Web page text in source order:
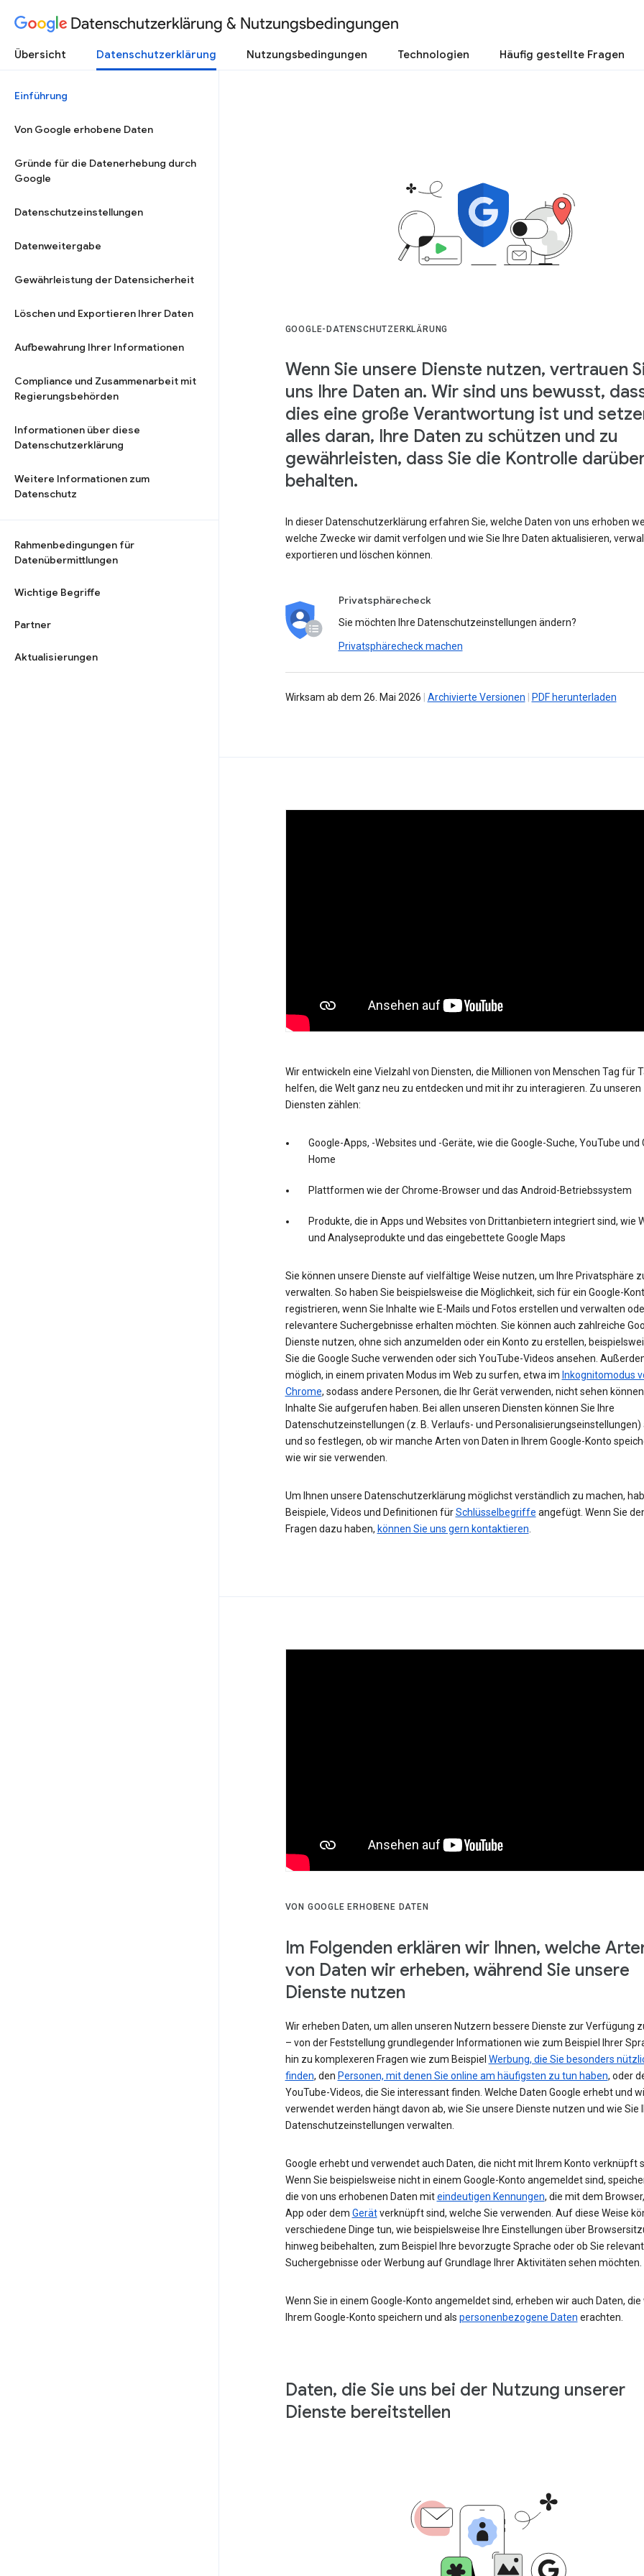
Datenschutzerklärung & Nutzungsbedingungen
Übersicht Datenschutzerklärung Nutzungsbedingungen Technologien Häufig gestellte Fragen
Einführung
Von Google erhobene Daten
Gründe für die Datenerhebung durch
Google
Datenschutzeinstellungen
Datenweitergabe
Gewährleistung der Datensicherheit
Löschen und Exportieren Ihrer Daten
Aufbewahrung Ihrer Informationen
Compliance und Zusammenarbeit mit
Regierungsbehörden
Informationen über diese
Datenschutzerklärung
Weitere Informationen zum
Datenschutz
Rahmenbedingungen für
Datenübermittlungen
Wichtige Begriffe
Partner
Aktualisierungen
GOOGLE-DATENSCHUTZERKLÄRUNG
Wenn Sie unsere Dienste nutzen, vertrauen
uns Ihre Daten an. Wir sind uns bewusst,
dies eine große Verantwortung ist und
alles daran, Ihre Daten zu schützen und zu
gewährleisten, dass Sie die Kontrolle
behalten.
In dieser Datenschutzerklärung erfahren Sie, welche Daten von uns erhoben
welche Zwecke wir damit verfolgen und wie Sie Ihre Daten aktualisieren,
exportieren und löschen können.
Privatsphärecheck
Sie möchten Ihre Datenschutzeinstellungen ändern?
Privatsphärecheck machen
Wirksam ab dem 26. Mai 2026 Archivierte Versionen PDF herunterladen
Wir entwickeln eine Vielzahl von Diensten, die Millionen von Menschen Tag für
helfen, die Welt ganz neu zu entdecken und mit ihr zu interagieren. Zu unseren
Diensten zählen:
Google-Apps, -Websites und -Geräte, wie die Google-Suche, YouTube und
Home
Plattformen wie der Chrome-Browser und das Android-Betriebssystem
Produkte, die in Apps und Websites von Drittanbietern integriert sind, wie
und Analyseprodukte und das eingebettete Google Maps
Sie können unsere Dienste auf vielfältige Weise nutzen, um Ihre Privatsphäre
verwalten. So haben Sie beispielsweise die Möglichkeit, sich für ein Google-
registrieren, wenn Sie Inhalte wie E-Mails und Fotos erstellen und verwalten
relevantere Suchergebnisse erhalten möchten. Sie können auch zahlreiche
Dienste nutzen, ohne sich anzumelden oder ein Konto zu erstellen,
Sie die Google Suche verwenden oder sich YouTube-Videos ansehen.
möglich, in einem privaten Modus im Web zu surfen, etwa im Inkognitomodus
Chrome, sodass andere Personen, die Ihr Gerät verwenden, nicht sehen
Inhalte Sie aufgerufen haben. Bei allen unseren Diensten können Sie Ihre
Datenschutzeinstellungen (z. B. Verlaufs- und Personalisierungseinstellungen)
und so festlegen, ob wir manche Arten von Daten in Ihrem Google-Konto
wie wir sie verwenden.
Um Ihnen unsere Datenschutzerklärung möglichst verständlich zu machen,
Beispiele, Videos und Definitionen fürSchlüsselbegriffe angefügt. Wenn Sie
Fragen dazu haben, können Sie uns gern kontaktieren.
VON GOOGLE ERHOBENE DATEN
Im Folgenden erklären wir Ihnen, welche
von Daten wir erheben, während Sie unsere
Dienste nutzen
Wir erheben Daten, um allen unseren Nutzern bessere Dienste zur Verfügung
– von der Feststellung grundlegender Informationen wie zum Beispiel Ihrer
hin zu komplexeren Fragen wie zum Beispiel Werbung, die Sie besonders
finden, den Personen, mit denen Sie online am häufigsten zu tun haben, oder
YouTube-Videos, die Sie interessant finden. Welche Daten Google erhebt und
verwendet werden hängt davon ab, wie Sie unsere Dienste nutzen und wie Sie
Datenschutzeinstellungen verwalten.
Google erhebt und verwendet auch Daten, die nicht mit Ihrem Konto verknüpft
Wenn Sie beispielsweise nicht in einem Google-Konto angemeldet sind,
die von uns erhobenen Daten miteindeutigen Kennungen, die mit dem
App oder dem Gerätverknüpft sind, welche Sie verwenden. Auf diese Weise
verschiedene Dinge tun, wie beispielsweise Ihre Einstellungen über
hinweg beibehalten, zum Beispiel Ihre bevorzugte Sprache oder ob Sie
Suchergebnisse oder Werbung auf Grundlage Ihrer Aktivitäten sehen möchten.
Wenn Sie in einem Google-Konto angemeldet sind, erheben wir auch Daten, die
Ihrem Google-Konto speichern und als personenbezogene Daten erachten.
Daten, die Sie uns bei der Nutzung unserer
Dienste bereitstellen